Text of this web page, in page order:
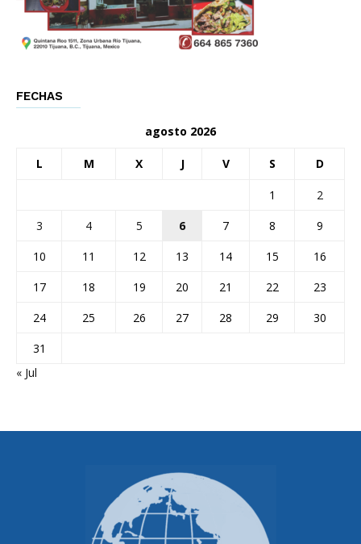
FECHAS
agosto 2026
L M X J V S D
1
2
3
4 5 6 7 8
9
10
11 12 13 14 15
16
17
18 19 20 21 22
23
24
25 26 27 28 29
30
31
« Jul